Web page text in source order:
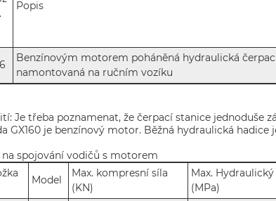
Popis
Benzínovým motorem poháněná hydraulická
namontovaná na ručním vozíku
Je třeba poznamenat, že čerpací stanice jednoduše
GX160 je benzínový motor. Běžná hydraulická
spojování vodičů s motorem
Model
Max. kompresní síla
(KN)
Max.
(MPa)